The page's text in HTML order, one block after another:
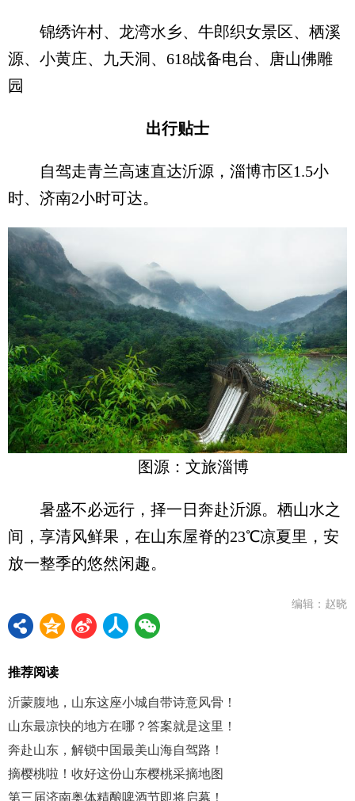
锦绣许村、龙湾水乡、牛郎织女景区、栖溪
源、小黄庄、九天洞、618战备电台、唐山佛雕
园
出行贴士
自驾走青兰高速直达沂源，淄博市区1.5小
时、济南2小时可达。
图源：文旅淄博
暑盛不必远行，择一日奔赴沂源。栖山水之
间，享清风鲜果，在山东屋脊的23℃凉夏里，安
放一整季的悠然闲趣。
编辑：赵晓
推荐阅读
沂蒙腹地，山东这座小城自带诗意风骨！
山东最凉快的地方在哪？答案就是这里！
奔赴山东，解锁中国最美山海自驾路！
摘樱桃啦！收好这份山东樱桃采摘地图
第三届济南奥体精酿啤酒节即将启幕！